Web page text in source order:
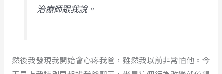
治療師跟我說。
然後我發現我開始會心疼我爸，雖然我以前非常怕他。今